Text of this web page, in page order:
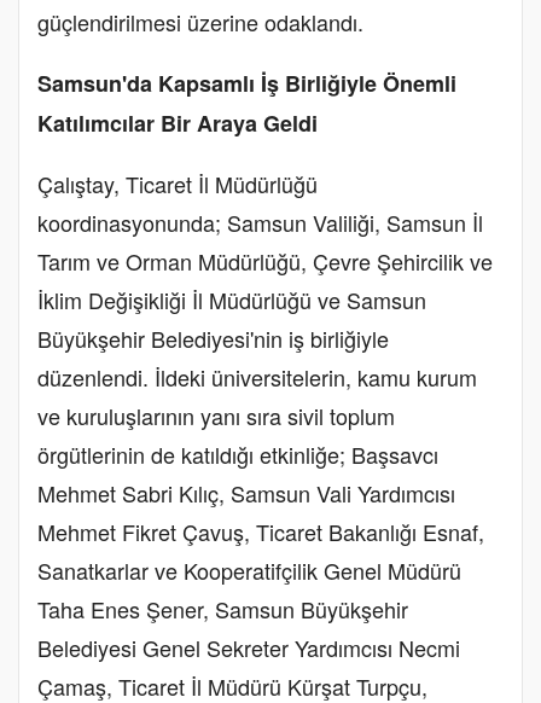
güçlendirilmesi üzerine odaklandı.
Samsun'da Kapsamlı İş Birliğiyle Önemli
Katılımcılar Bir Araya Geldi
Çalıştay, Ticaret İl Müdürlüğü
koordinasyonunda; Samsun Valiliği, Samsun İl
Tarım ve Orman Müdürlüğü, Çevre Şehircilik ve
İklim Değişikliği İl Müdürlüğü ve Samsun
Büyükşehir Belediyesi'nin iş birliğiyle
düzenlendi. İldeki üniversitelerin, kamu kurum
ve kuruluşlarının yanı sıra sivil toplum
örgütlerinin de katıldığı etkinliğe; Başsavcı
Mehmet Sabri Kılıç, Samsun Vali Yardımcısı
Mehmet Fikret Çavuş, Ticaret Bakanlığı Esnaf,
Sanatkarlar ve Kooperatifçilik Genel Müdürü
Taha Enes Şener, Samsun Büyükşehir
Belediyesi Genel Sekreter Yardımcısı Necmi
Çamaş, Ticaret İl Müdürü Kürşat Turpçu,